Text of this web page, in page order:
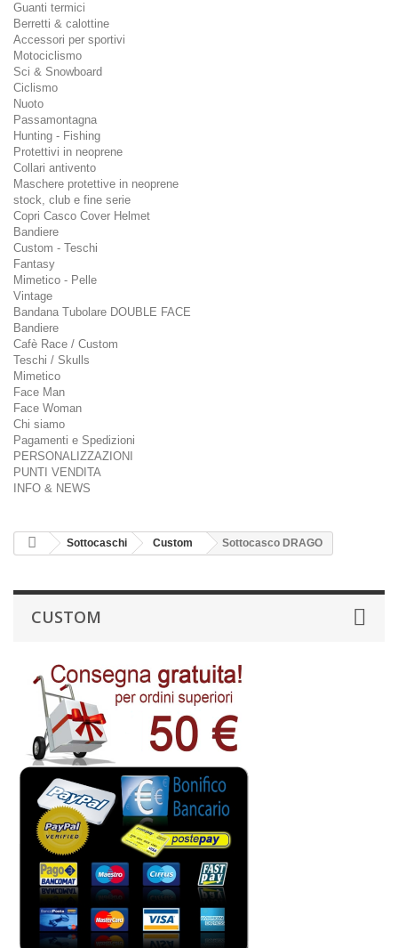
Guanti termici
Berretti & calottine
Accessori per sportivi
Motociclismo
Sci & Snowboard
Ciclismo
Nuoto
Passamontagna
Hunting - Fishing
Protettivi in neoprene
Collari antivento
Maschere protettive in neoprene
stock, club e fine serie
Copri Casco Cover Helmet
Bandiere
Custom - Teschi
Fantasy
Mimetico - Pelle
Vintage
Bandana Tubolare DOUBLE FACE
Bandiere
Cafè Race / Custom
Teschi / Skulls
Mimetico
Face Man
Face Woman
Chi siamo
Pagamenti e Spedizioni
PERSONALIZZAZIONI
PUNTI VENDITA
INFO & NEWS
Sottocaschi Custom Sottocasco DRAGO
CUSTOM